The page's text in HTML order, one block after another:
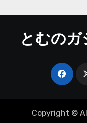
とむのガ
Copyright ©